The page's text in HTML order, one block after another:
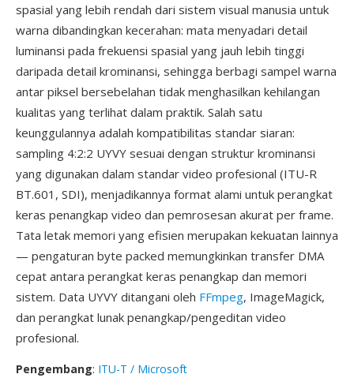
spasial yang lebih rendah dari sistem visual manusia untuk
warna dibandingkan kecerahan: mata menyadari detail
luminansi pada frekuensi spasial yang jauh lebih tinggi
daripada detail krominansi, sehingga berbagi sampel warna
antar piksel bersebelahan tidak menghasilkan kehilangan
kualitas yang terlihat dalam praktik. Salah satu
keunggulannya adalah kompatibilitas standar siaran:
sampling 4:2:2 UYVY sesuai dengan struktur krominansi
yang digunakan dalam standar video profesional (ITU-R
BT.601, SDI), menjadikannya format alami untuk perangkat
keras penangkap video dan pemrosesan akurat per frame.
Tata letak memori yang efisien merupakan kekuatan lainnya
— pengaturan byte packed memungkinkan transfer DMA
cepat antara perangkat keras penangkap dan memori
sistem. Data UYVY ditangani oleh FFmpeg, ImageMagick,
dan perangkat lunak penangkap/pengeditan video
profesional.
Pengembang: ITU-T / Microsoft